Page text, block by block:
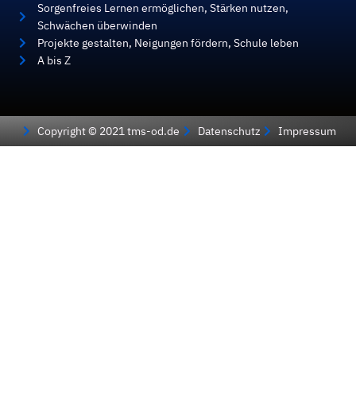
Sorgenfreies Lernen ermöglichen, Stärken nutzen,
Schwächen überwinden
Projekte gestalten, Neigungen fördern, Schule leben
A bis Z
Copyright © 2021 tms-od.de Datenschutz Impressum